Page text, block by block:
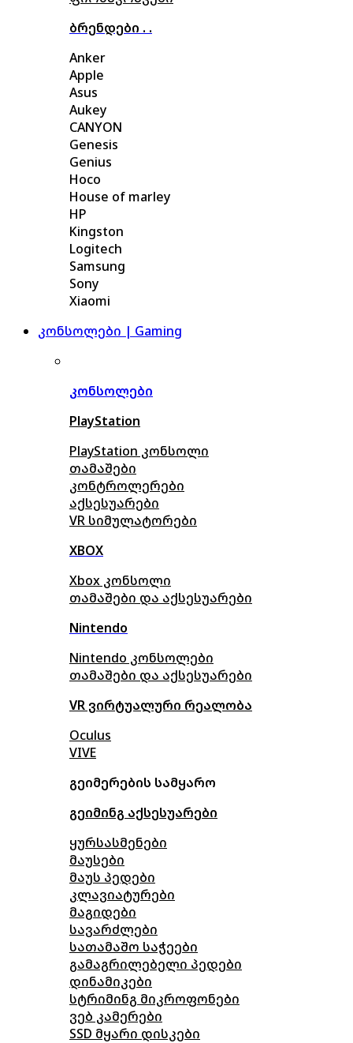
ბრენდები . .
Anker
Apple
Asus
Aukey
CANYON
Genesis
Genius
Hoco
House of marley
HP
Kingston
Logitech
Samsung
Sony
Xiaomi
კონსოლები | Gaming
კონსოლები
PlayStation
PlayStation კონსოლი
თამაშები
კონტროლერები
აქსესუარები
VR სიმულატორები
XBOX
Xbox კონსოლი
თამაშები და აქსესუარები
Nintendo
Nintendo კონსოლები
თამაშები და აქსესუარები
VR ვირტუალური რეალობა
Oculus
VIVE
გეიმერების სამყარო
გეიმინგ აქსესუარები
ყურსასმენები
მაუსები
მაუს პედები
კლავიატურები
მაგიდები
სავარძლები
სათამაშო საჭეები
გამაგრილებელი პედები
დინამიკები
სტრიმინგ მიკროფონები
ვებ კამერები
SSD მყარი დისკები